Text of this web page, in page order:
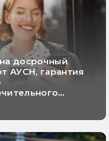
досрочный
АУСН, гарантия
новости